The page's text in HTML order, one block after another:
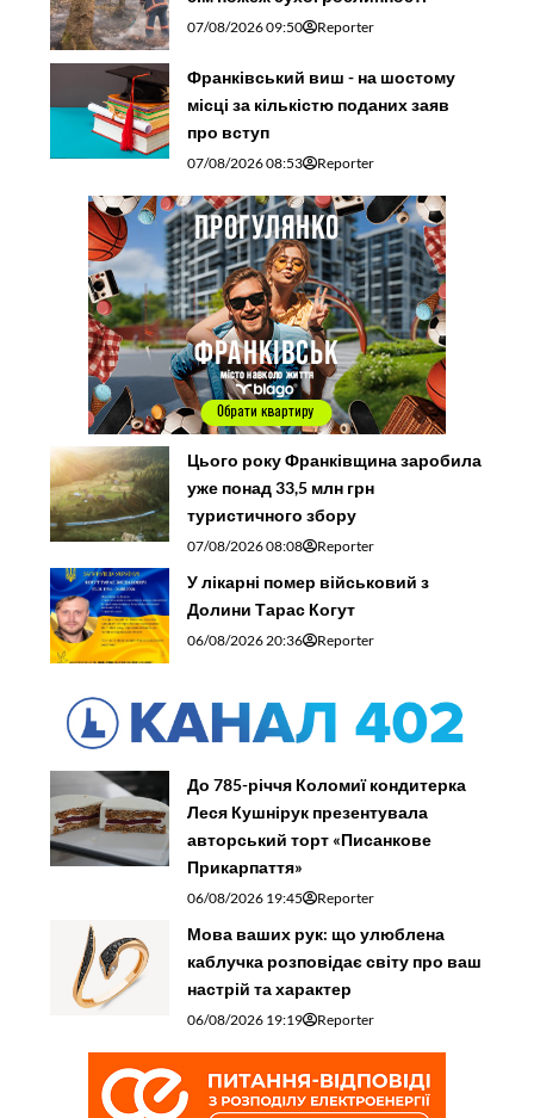
07/08/2026 09:50 Reporter
Франківський виш - на шостому
місці за кількістю поданих заяв
про вступ
07/08/2026 08:53 Reporter
Цього року Франківщина заробила
уже понад 33,5 млн грн
туристичного збору
07/08/2026 08:08 Reporter
У лікарні помер військовий з
Долини Тарас Когут
06/08/2026 20:36 Reporter
До 785-річчя Коломиї кондитерка
Леся Кушнірук презентувала
авторський торт «Писанкове
Прикарпаття»
06/08/2026 19:45 Reporter
Мова ваших рук: що улюблена
каблучка розповідає світу про ваш
настрій та характер
06/08/2026 19:19 Reporter